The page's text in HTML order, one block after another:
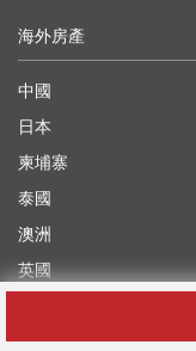
海外房產
中國
日本
柬埔寨
泰國
澳洲
英國
阿拉伯聯合酋長國